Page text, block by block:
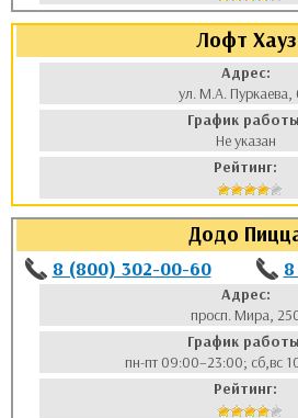
Лофт Хауз
Адрес:
ул. М.А. Пуркаева,
График
Не указан
Рейтинг:
Додо
8 (800) 302-00-60
Адрес:
просп. Мира,
График
пн-пт 09:00–23:00; сб,вс
Рейтинг: